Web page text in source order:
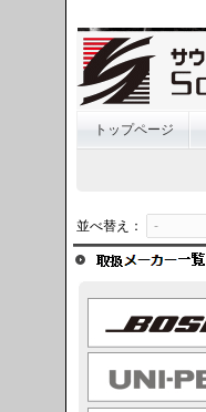
トップページ
並べ替え：